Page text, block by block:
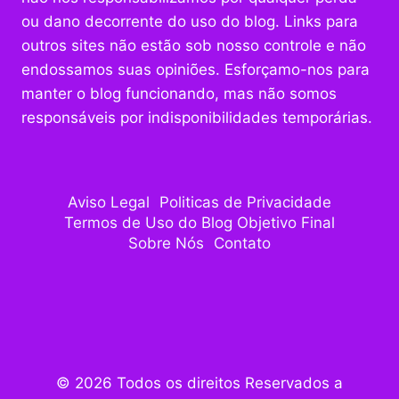
ou dano decorrente do uso do blog. Links para
outros sites não estão sob nosso controle e não
endossamos suas opiniões. Esforçamo-nos para
manter o blog funcionando, mas não somos
responsáveis por indisponibilidades temporárias.
Aviso Legal
Politicas de Privacidade
Termos de Uso do Blog Objetivo Final
Sobre Nós
Contato
© 2026 Todos os direitos Reservados a